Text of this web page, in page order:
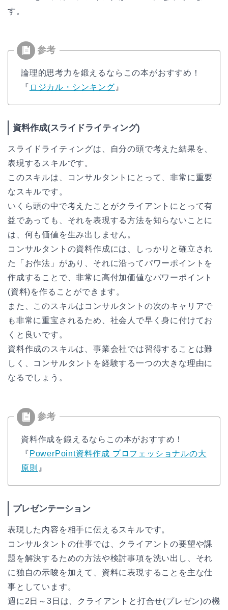
す。
論理的思考力を鍛えるならこの本がおすすめ！
『 ロジカル・シンキング 』
資料作成(スライドライティング)
スライドライティングは、自分の頭で考えた結果を、
表現するスキルです。
このスキルは、コンサルタントにとって、非常に重要
なスキルです。
いくら頭の中で考えたことがクライアントにとって有
益であっても、それを表現する方法を知らないことに
は、何も価値を生み出しません。
コンサルタントの資料作成には、しっかりと確立され
た「お作法」があり、それに沿ってパワーポイントを
作成することで、非常に高付加価値なパワーポイント
(資料)を作ることができます。
また、このスキルはコンサルタントの次のキャリアで
も非常に重宝されるため、社会人で早く身に付けてお
くと良いです。
資料作成のスキルは、事業会社では習得することは難
しく、コンサルタントを経験する一つの大きな理由に
なるでしょう。
資料作成を鍛えるならこの本がおすすめ！
『 PowerPoint資料作成 プロフェッショナルの大
原則 』
プレゼンテーション
表現した内容を相手に伝えるスキルです。
コンサルタントの仕事では、クライアントの要望や課
題を解決するための方法や検討事項を洗い出し、それ
に独自の示唆を加えて、資料に表現することを主な仕
事としています。
週に2日～3日は、クライアントと打合せ(プレゼン)の機